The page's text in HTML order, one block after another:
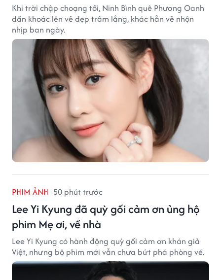
Khi trời chập choạng tối, Ninh Bình quê Phương Oanh
dần khoác lên vẻ đẹp trầm lắng, khác hẳn vẻ nhộn
nhịp ban ngày.
PHIM ẢNH 50 phút trước
Lee Yi Kyung đã quỳ gối cảm ơn ủng hộ
phim Mẹ ơi, về nhà
Lee Yi Kyung có hành động quỳ gối cảm ơn khán giả
Việt, nhưng bộ phim mới vẫn chưa bứt phá phòng vé.